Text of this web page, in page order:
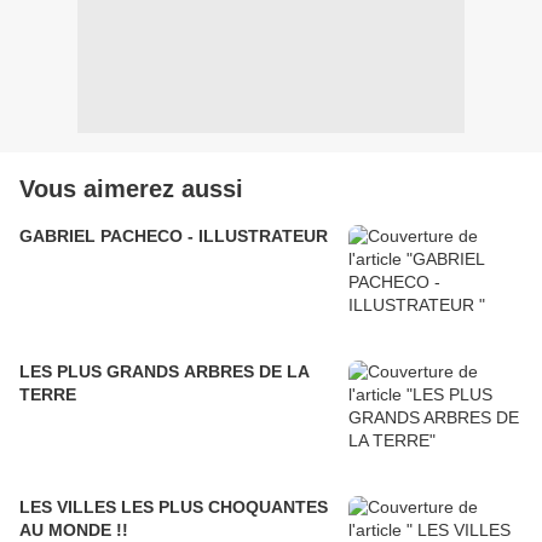
Vous aimerez aussi
GABRIEL PACHECO - ILLUSTRATEUR
LES PLUS GRANDS ARBRES DE LA
TERRE
LES VILLES LES PLUS CHOQUANTES
AU MONDE !!